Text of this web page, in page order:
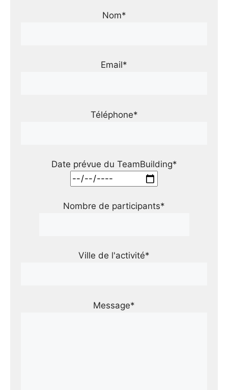
Nom*
Email*
Téléphone*
Date prévue du TeamBuilding*
Nombre de participants*
Ville de l'activité*
Message*